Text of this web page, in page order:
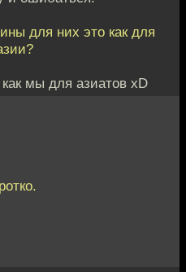
для них это как для
мы для азиатов xD